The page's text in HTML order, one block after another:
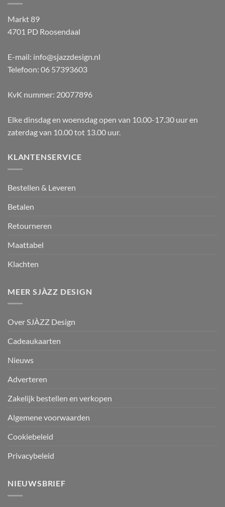
Markt 89
4701 PD Roosendaal
E-mail: info@sjazzdesign.nl
Telefoon: 06 57393603
KvK nummer: 20077896
Elke dinsdag en woensdag open van 10.00-17.30 uur en
zaterdag van 10.00 tot 13.00 uur.
KLANTENSERVICE
Bestellen & Leveren
Betalen
Retourneren
Maattabel
Klachten
MEER SJÀZZ DESIGN
Over SJÀZZ Design
Cadeaukaarten
Nieuws
Adverteren
Zakelijk bestellen en verkopen
Algemene voorwaarden
Cookiebeleid
Privacybeleid
NIEUWSBRIEF